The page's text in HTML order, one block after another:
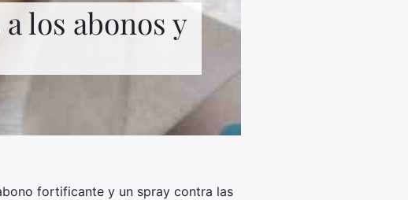
los abonos y
fortificante y un spray contra las